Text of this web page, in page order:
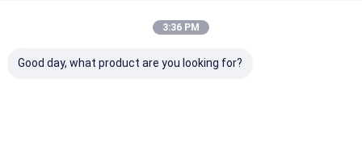
3:36 PM
Good day, what product are you looking for?